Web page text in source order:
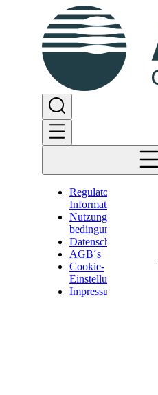
Regulatorische
Informationen
Nutzungs-
bedingungen
Datenschutz
AGB´s
Cookie-
Einstellungen
Impressum